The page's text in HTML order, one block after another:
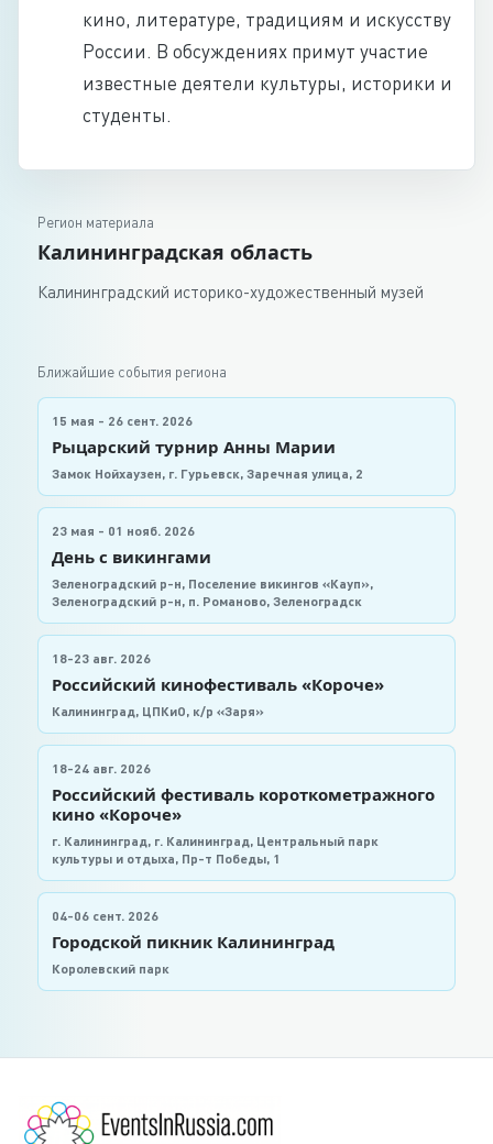
кино, литературе, традициям и искусству
России. В обсуждениях примут участие
известные деятели культуры, историки и
студенты.
Регион материала
Калининградская область
Калининградский историко-художественный музей
Ближайшие события региона
15 мая - 26 сент. 2026
Рыцарский турнир Анны Марии
Замок Нойхаузен, г. Гурьевск, Заречная улица, 2
23 мая - 01 нояб. 2026
День с викингами
Зеленоградский р-н, Поселение викингов «Кауп»,
Зеленоградский р-н, п. Романово, Зеленоградск
18-23 авг. 2026
Российский кинофестиваль «Короче»
Калининград, ЦПКиО, к/р «Заря»
18-24 авг. 2026
Российский фестиваль короткометражного
кино «Короче»
г. Калининград, г. Калининград, Центральный парк
культуры и отдыха, Пр-т Победы, 1
04-06 сент. 2026
Городской пикник Калининград
Королевский парк